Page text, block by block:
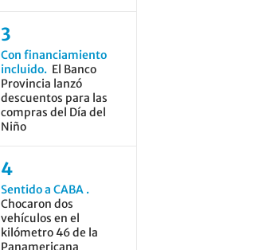
Con financiamiento
incluido
El Banco
Provincia lanzó
descuentos para las
compras del Día del
Niño
Sentido a CABA
Chocaron dos
vehículos en el
kilómetro 46 de la
Panamericana